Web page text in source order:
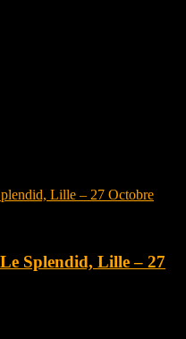
Splendid, Lille – 27